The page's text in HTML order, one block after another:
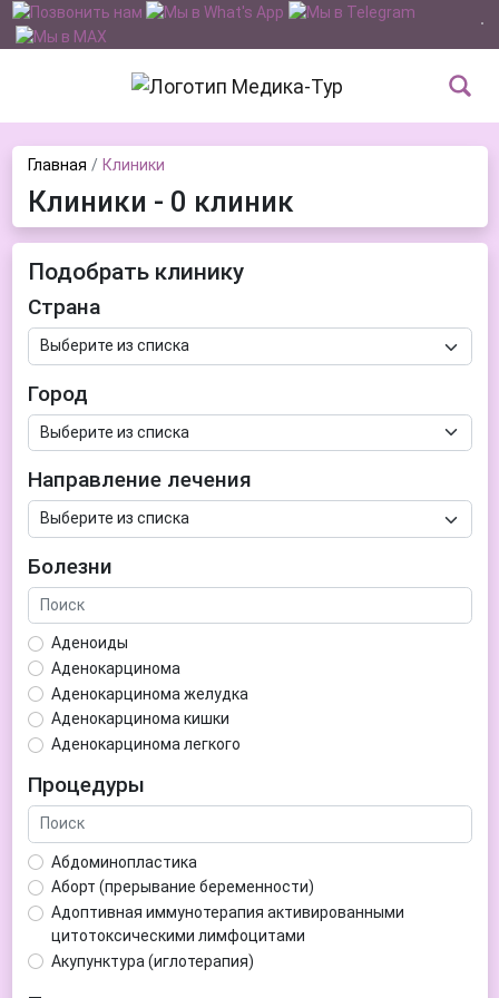
Главная Клиники
Клиники - 0 клиник
Подобрать клинику
Страна
Город
Направление лечения
Болезни
Аденоиды
Аденокарцинома
Аденокарцинома желудка
Аденокарцинома кишки
Аденокарцинома легкого
Аденома гипофиза
Аденома простаты
Аденома щитовидной железы
Аденомиоз
Адентия
Азооспермия
Акне (угри)
Алкоголизм
Процедуры
Абдоминопластика
Аборт (прерывание беременности)
Адоптивная иммунотерапия активированными
цитотоксическими лимфоцитами
Акупунктура (иглотерапия)